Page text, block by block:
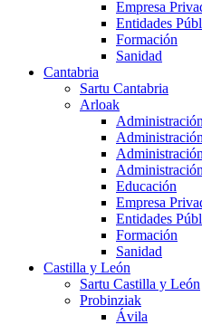
Empresa
Entidades
Formación
Sanidad
Cantabria
Sartu Cantabria
Arloak
Educación
Empresa
Entidades
Formación
Sanidad
Castilla y León
Sartu Castilla y León
Probinziak
Ávila